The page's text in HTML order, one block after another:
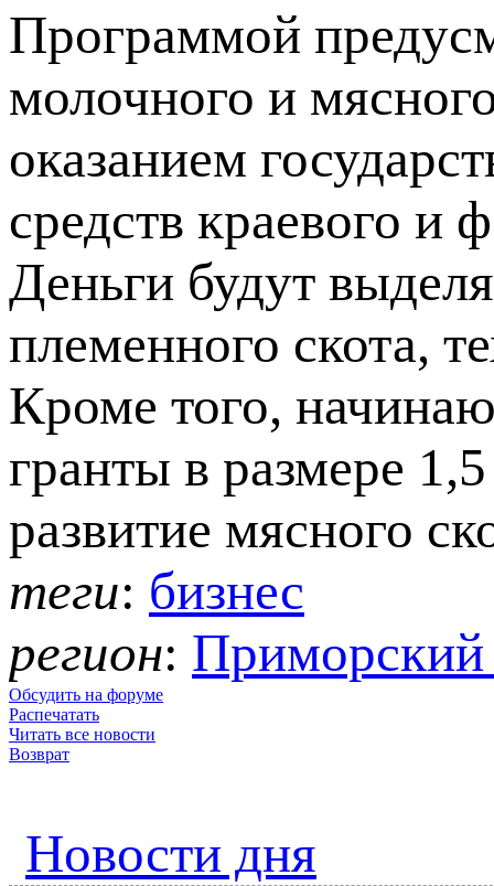
Программой
молочного и
оказанием
средств краевого и
Деньги будут
племенного скота,
Кроме того,
гранты в размере
развитие мясного
теги: бизнес
регион: Приморский
Обсудить на форуме
Распечатать
Читать все новости
Возврат
Новости дня